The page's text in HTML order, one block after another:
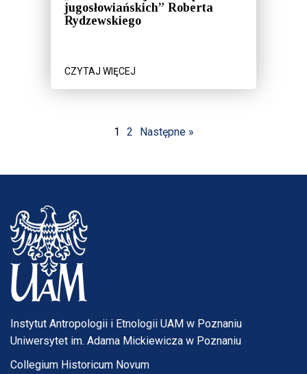
jugosłowiańskich” Roberta
Rydzewskiego
CZYTAJ WIĘCEJ
1 2 Następne »
Instytut Antropologii i Etnologii UAM w Poznaniu
Uniwersytet im. Adama Mickiewicza w Poznaniu
Collegium Historicum Novum